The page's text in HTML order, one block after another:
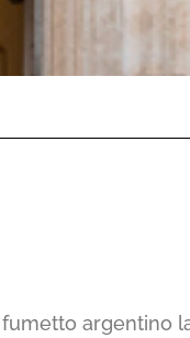
argentino